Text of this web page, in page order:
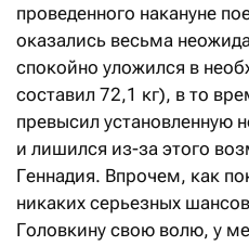
проведенного накануне
оказались весьма
спокойно уложился в
составил 72,1 кг), в то
превысил установленную
и лишился из-за этого
Геннадия. Впрочем, как
никаких серьезных
Головкину свою волю, у